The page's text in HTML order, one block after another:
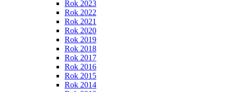
Rok 2023
Rok 2022
Rok 2021
Rok 2020
Rok 2019
Rok 2018
Rok 2017
Rok 2016
Rok 2015
Rok 2014